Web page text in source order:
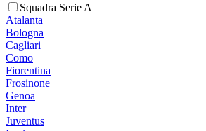
Squadra Serie A
Atalanta
Bologna
Cagliari
Como
Fiorentina
Frosinone
Genoa
Inter
Juventus